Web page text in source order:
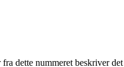
dette nummeret beskriver det